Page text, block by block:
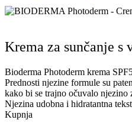
Krema za sunčanje
Bioderma Photoderm krema
Prednosti njezine formule su
kako bi se trajno očuvalo njezino
Njezina udobna i hidratantna
Kupnja